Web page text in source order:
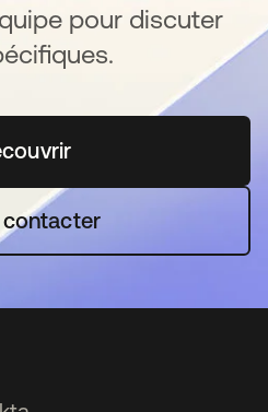
pour discuter
s’ouvre dans un nouvel
contacter